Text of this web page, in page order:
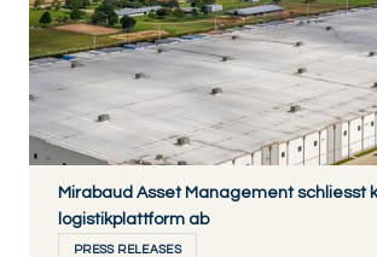
Mirabaud Asset Management schliesst
logistikplattform ab
PRESS RELEASES